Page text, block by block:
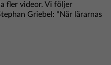
fler videor. Vi följer
Griebel: "När lärarnas